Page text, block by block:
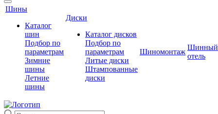
Шины
Каталог
шин
Подбор по
параметрам
Зимние
шины
Летние
шины
Диски
Каталог дисков
Подбор по
параметрам
Литые диски
Штампованные
диски
Шиномонтаж
Шинный
отель